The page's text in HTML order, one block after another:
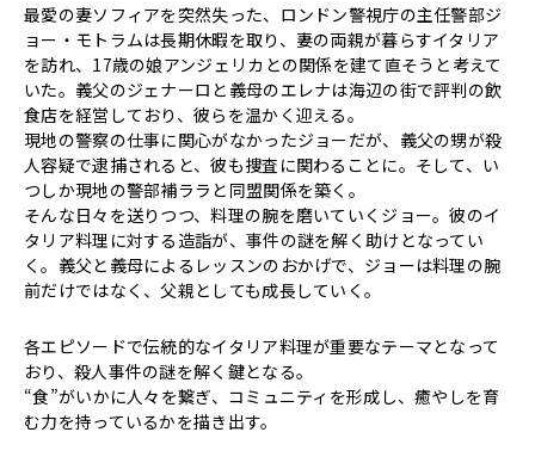
最愛の妻ソフィアを突然失った、ロンドン警視庁の主任警部ジ
ョー・モトラムは長期休暇を取り、妻の両親が暮らすイタリア
を訪れ、17歳の娘アンジェリカとの関係を建て直そうと考えて
いた。義父のジェナーロと義母のエレナは海辺の街で評判の飲
食店を経営しており、彼らを温かく迎える。
現地の警察の仕事に関心がなかったジョーだが、義父の甥が殺
人容疑で逮捕されると、彼も捜査に関わることに。そして、い
つしか現地の警部補ララと同盟関係を築く。
そんな日々を送りつつ、料理の腕を磨いていくジョー。彼のイ
タリア料理に対する造詣が、事件の謎を解く助けとなってい
く。義父と義母によるレッスンのおかげで、ジョーは料理の腕
前だけではなく、父親としても成長していく。
各エピソードで伝統的なイタリア料理が重要なテーマとなって
おり、殺人事件の謎を解く鍵となる。
“食”がいかに人々を繋ぎ、コミュニティを形成し、癒やしを育
む力を持っているかを描き出す。